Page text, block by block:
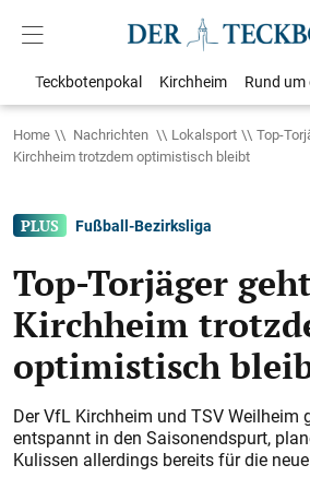
Teckbotenpokal Kirchheim Rund um
Home Nachrichten Lokalsport
Top-
Kirchheim trotzdem optimistisch bleibt
Fußball-Bezirksliga
Top-Torjäger
Kirchheim
optimistisch
Der VfL Kirchheim und TSV Weilheim
entspannt in den Saisonendspurt,
Kulissen allerdings bereits für die